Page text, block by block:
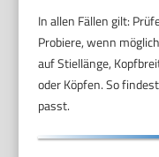
In allen Fällen gilt:
Probiere, wenn
auf Stiellänge,
oder Köpfen. So
passt.